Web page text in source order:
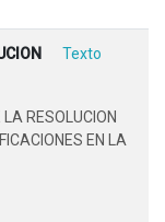
Texto
RESOLUCION
EN LA